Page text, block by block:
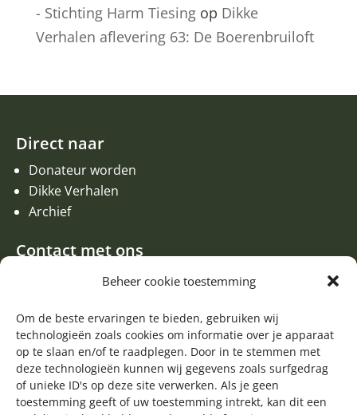
Beheer cookie toestemming
Om de beste ervaringen te bieden, gebruiken wij
technologieën zoals cookies om informatie over je apparaat
op te slaan en/of te raadplegen. Door in te stemmen met
deze technologieën kunnen wij gegevens zoals surfgedrag
of unieke ID's op deze site verwerken. Als je geen
toestemming geeft of uw toestemming intrekt, kan dit een
- Stichting Harm Tiesingop Dikke
Verhalen aflevering 63: De Boerenbruiloft
Direct naar
Donateur worden
Dikke Verhalen
Archief
Contact met ons
Een aanvraag of oproep plaatsen
Contact met de redactie van de Zwerfsteen
Algemene informatie
 Volg ons op Facebook